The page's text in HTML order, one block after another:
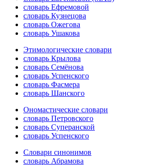
словарь Ефремовой
словарь Кузнецова
словарь Ожегова
словарь Ушакова
Этимологические словари
словарь Крылова
словарь Семёнова
словарь Успенского
словарь Фасмера
словарь Шанского
Ономастические словари
словарь Петровского
словарь Суперанской
словарь Успенского
Словари синонимов
словарь Абрамова